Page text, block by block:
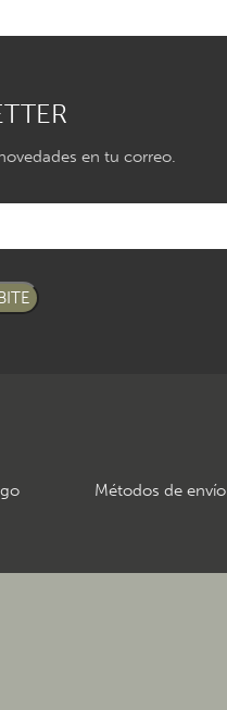
en tu correo.
Métodos de envío